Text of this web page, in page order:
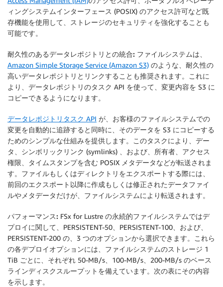
ィングシステムインターフェース (POSIX) のアクセス許可など既
存機能を使用して、ストレージのセキュリティを強化することも
可能です。
耐久性のあるデータレポジトリとの統合: ファイルシステムは、
Amazon Simple Storage Service (Amazon S3) のような、耐久性の
高いデータレポジトリとリンクすることも推奨されます。これに
より、データレポジトリのタスク API を使って、変更内容を S3 に
コピーできるようになります。
データレポジトリタスク API が、お客様のファイルシステムでの
変更を自動的に追跡すると同時に、そのデータを S3 にコピーする
ためのシンプルな仕組みを提供します。このタスクにより、デー
タ、シンボリックリンク (symlinks) 、および、所有者、アクセス
権限、タイムスタンプを含む POSIX メタデータなどが転送されま
す。ファイルもしくはディレクトリをエクスポートする際には、
前回のエクスポート以降に作成もしくは修正されたデータファイ
ルやメタデータだけが、ファイルシステムにより転送されます。
パフォーマンス: FSx for Lustre の永続的ファイルシステムではデ
プロイに関して、PERSISTENT-50、PERSISTENT-100、および、
PERSISTENT-200 の、3 つのオプションから選択できます。これら
の各デプロイオプションには、ファイルシステムのストレージ 1
TiB ごとに、それぞれ 50-MB/s、100-MB/s、200-MB/s のベース
ラインディスクスループットを備えています。次の表にその内容
を示します。